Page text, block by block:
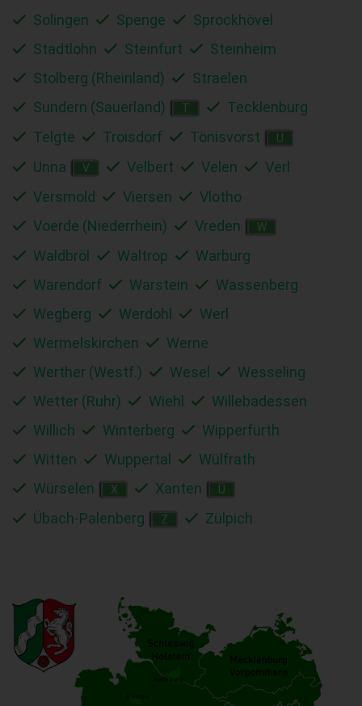
Solingen
Spenge
Sprockhövel
Stadtlohn
Steinfurt
Steinheim
Stolberg (Rheinland)
Straelen
Sundern (Sauerland)
T
Tecklenburg
Telgte
Troisdorf Tönisvorst U
Unna V Velbert Velen
Verl
Versmold
Viersen
Vlotho
Voerde (Niederrhein)
Vreden W
Waldbröl Waltrop
Warburg
Warendorf
Warstein
Wassenberg
Wegberg
Werdohl
Werl
Wermelskirchen
Werne
Werther (Westf.)
Wesel
Wesseling
Wetter (Ruhr)
Wiehl
Willebadessen
Willich
Winterberg
Wipperfürth
Witten
Wuppertal
Wülfrath
Würselen
X Xanten Ü
Übach-Palenberg Z Zülpich